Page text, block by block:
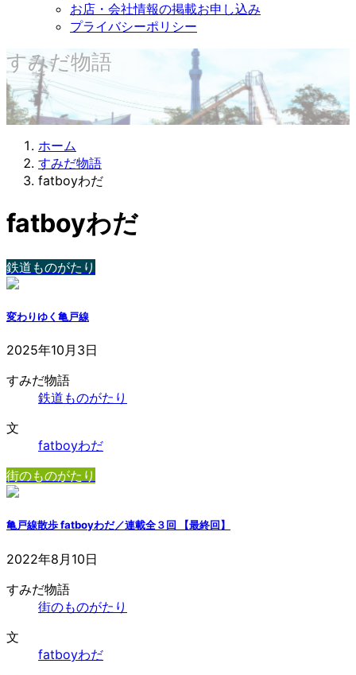
お店・会社情報の掲載お申し込み
プライバシーポリシー
すみだ物語
ホーム
すみだ物語
fatboyわだ
fatboyわだ
鉄道ものがたり
変わりゆく亀戸線
2025年10月3日
すみだ物語
鉄道ものがたり
文
fatboyわだ
街のものがたり
亀戸線散歩 fatboyわだ／連載全３回 【最終回】
2022年8月10日
すみだ物語
街のものがたり
文
fatboyわだ